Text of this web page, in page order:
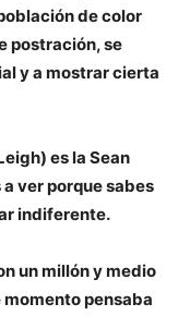
de color
postración, se
y a mostrar cierta
es la Sean
ver porque sabes
indiferente.
un millón y medio
momento pensaba